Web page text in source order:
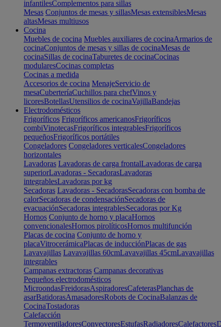
infantilesComplementos para sillas
Mesas Conjuntos de mesas y sillasMesas extensiblesMesas
altasMesas multiusos
Cocina
Muebles de cocina Muebles auxiliares de cocinaArmarios de
cocinaConjuntos de mesas y sillas de cocinaMesas de
cocinaSillas de cocinaTaburetes de cocinaCocinas
modularesCocinas completas
Cocinas a medida
Accesorios de cocina MenajeServicio de
mesaCuberteríaCuchillos para chefVinos y
licoresBotellasUtensilios de cocinaVajillaBandejas
Electrodomésticos
Frigoríficos Frigoríficos americanosFrigoríficos
combiVinotecasFrigoríficos integrablesFrigoríficos
pequeñosFrigoríficos portátiles
Congeladores Congeladores verticalesCongeladores
horizontales
Lavadoras Lavadoras de carga frontalLavadoras de carga
superiorLavadoras - SecadorasLavadoras
integrablesLavadoras por kg
Secadoras Lavadoras - SecadorasSecadoras con bomba de
calorSecadoras de condensaciónSecadoras de
evacuaciónSecadoras integrablesSecadoras por Kg
Hornos Conjunto de horno y placaHornos
convencionalesHornos pirolíticosHornos multifunción
Placas de cocina Conjunto de horno y
placaVitrocerámicaPlacas de inducciónPlacas de gas
Lavavajillas Lavavajillas 60cmLavavajillas 45cmLavavajillas
integrables
Campanas extractoras Campanas decorativas
Pequeños electrodomésticos
MicroondasFreidorasAspiradoresCafeterasPlanchas de
asarBatidorasAmasadoresRobots de CocinaBalanzas de
CocinaTostadoras
Calefacción
TermoventiladoresConvectoresEstufasRadiadoresCalefactores